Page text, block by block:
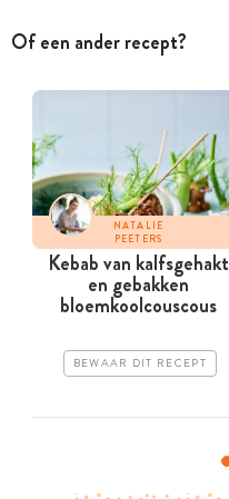
Of een ander recept?
NATALIE
PEETERS
Kebab van kalfsgehakt
en gebakken
bloemkoolcouscous
BEWAAR DIT RECEPT